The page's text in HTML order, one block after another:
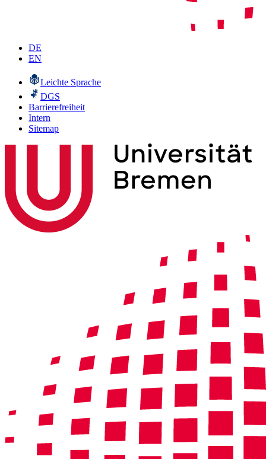
DE
EN
Leichte Sprache
DGS
Barrierefreiheit
Intern
Sitemap